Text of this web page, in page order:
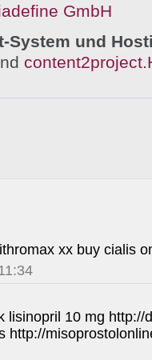
GmbH
System und
xx buy cialis
lisinopril 10 mg http://
http://